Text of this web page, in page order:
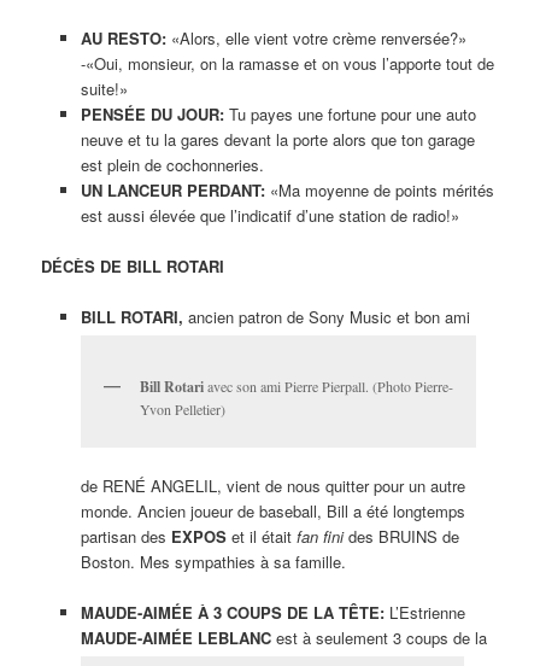
AU RESTO: «Alors, elle vient votre crème renversée?»
-«Oui, monsieur, on la ramasse et on vous l’apporte tout de
suite!»
PENSÉE DU JOUR: Tu payes une fortune pour une auto
neuve et tu la gares devant la porte alors que ton garage
est plein de cochonneries.
UN LANCEUR PERDANT: «Ma moyenne de points mérités
est aussi élevée que l’indicatif d’une station de radio!»
DÉCÈS DE BILL ROTARI
BILL ROTARI, ancien patron de Sony Music et bon ami
Bill Rotariavec son ami Pierre Pierpall. (Photo Pierre-
Yvon Pelletier)
de RENÉ ANGELIL, vient de nous quitter pour un autre
monde. Ancien joueur de baseball, Bill a été longtemps
partisan des EXPOSet il était fan finides BRUINS de
Boston. Mes sympathies à sa famille.
MAUDE-AIMÉE À 3 COUPS DE LA TÊTE: L’Estrienne
MAUDE-AIMÉE LEBLANCest à seulement 3 coups de la